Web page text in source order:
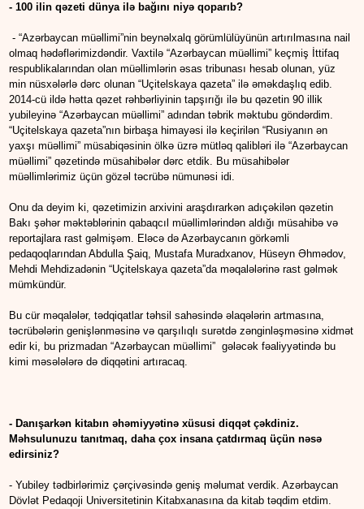
- 100 ilin qəzeti dünya ilə bağını niyə qoparıb?
- “Azərbaycan müəllimi”nin beynəlxalq görümlülüyünün artırılmasına nail
olmaq hədəflərimizdəndir. Vaxtilə “Azərbaycan müəllimi” keçmiş İttifaq
respublikalarından olan müəllimlərin əsas tribunası hesab olunan, yüz
min nüsxələrlə dərc olunan “Uçitelskaya qazeta” ilə əməkdaşlıq edib.
2014-cü ildə hətta qəzet rəhbərliyinin tapşırığı ilə bu qəzetin 90 illik
yubileyinə “Azərbaycan müəllimi” adından təbrik məktubu göndərdim.
“Uçitelskaya qazeta”nın birbaşa himayəsi ilə keçirilən “Rusiyanın ən
yaxşı müəllimi” müsabiqəsinin ölkə üzrə mütləq qalibləri ilə “Azərbaycan
müəllimi” qəzetində müsahibələr dərc etdik. Bu müsahibələr
müəllimlərimiz üçün gözəl təcrübə nümunəsi idi.
Onu da deyim ki, qəzetimizin arxivini araşdırarkən adıçəkilən qəzetin
Bakı şəhər məktəblərinin qabaqcıl müəllimlərindən aldığı müsahibə və
reportajlara rast gəlmişəm. Eləcə də Azərbaycanın görkəmli
pedaqoqlarından Abdulla Şaiq, Mustafa Muradxanov, Hüseyn Əhmədov,
Mehdi Mehdizadənin “Uçitelskaya qazeta”da məqalələrinə rast gəlmək
mümkündür.
Bu cür məqalələr, tədqiqatlar təhsil sahəsində əlaqələrin artmasına,
təcrübələrin genişlənməsinə və qarşılıqlı surətdə zənginləşməsinə xidmət
edir ki, bu prizmadan “Azərbaycan müəllimi” gələcək fəaliyyətində bu
kimi məsələlərə də diqqətini artıracaq.
- Danışarkən kitabın əhəmiyyətinə xüsusi diqqət çəkdiniz.
Məhsulunuzu tanıtmaq, daha çox insana çatdırmaq üçün nəsə
edirsiniz?
- Yubiley tədbirlərimiz çərçivəsində geniş məlumat verdik. Azərbaycan
Dövlət Pedaqoji Universitetinin Kitabxanasına da kitab təqdim etdim.